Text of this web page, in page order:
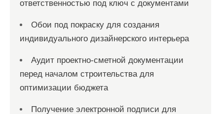
ответственностью под ключ с документами
Обои под покраску для создания
индивидуального дизайнерского интерьера
Аудит проектно-сметной документации
перед началом строительства для
оптимизации бюджета
Получение электронной подписи для